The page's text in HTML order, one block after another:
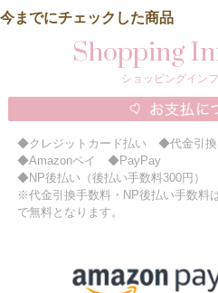
今までにチェックした商品
Shopping
ショッピングイン
◆クレジットカード払い ◆代金引換
◆Amazonペイ ◆PayPay
◆NP後払い（後払い手数料300円）
※代金引換手数料・NP後払い手数料
で無料となります。